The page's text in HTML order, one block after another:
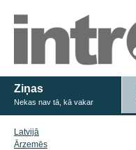
Ziņas
Nekas nav tā, kā vakar
Latvijā
Ārzemēs